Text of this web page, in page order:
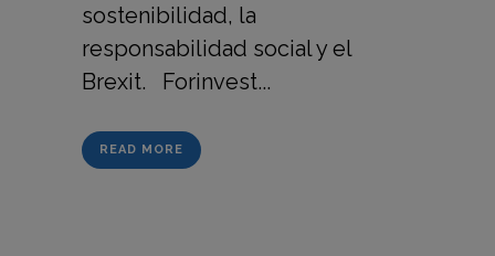
sostenibilidad, la
responsabilidad social y el
Brexit. Forinvest...
READ MORE